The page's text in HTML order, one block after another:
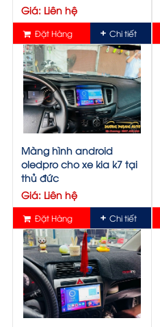
Giá: Liên hệ
Đặt Hàng Chi tiết
Màng hình android
oledpro cho xe kia k7 tại
thủ đức
Giá: Liên hệ
Đặt Hàng Chi tiết